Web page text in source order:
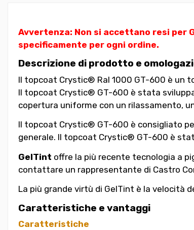
Avvertenza: Non si accettano resi per
specificamente per ogni ordine.
Descrizione di prodotto e
Il topcoat Crystic® Ral 1000 GT-600 è un
Il topcoat Crystic® GT-600 è stata
copertura uniforme con un rilassamento,
Il topcoat Crystic® GT-600 è consigliato
generale. Il topcoat Crystic® GT-600 è
GelTint offre la più recente tecnologia a
contattare un rappresentante di Castro
La più grande virtù di GelTint è la velocità
Caratteristiche e vantaggi
Caratteristiche